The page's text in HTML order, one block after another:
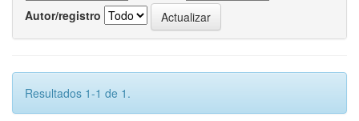
Autor/registro
Resultados 1-1 de 1.